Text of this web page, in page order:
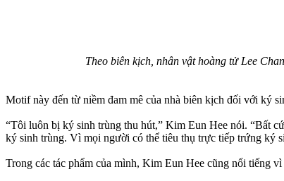
Theo biên kịch, nhân vật hoàng tử Lee
Motif này đến từ niềm đam mê của nhà biên kịch đối với ký
“Tôi luôn bị ký sinh trùng thu hút,” Kim Eun Hee nói. “Bất
ký sinh trùng. Vì mọi người có thể tiêu thụ trực tiếp trứng ký
Trong các tác phẩm của mình, Kim Eun Hee cũng nổi tiếng